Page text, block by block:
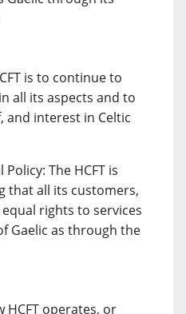
is to continue to
all its aspects and to
and interest in Celtic
The HCFT is
that all its customers,
rights to services
Gaelic as through the
HCFT operates, or